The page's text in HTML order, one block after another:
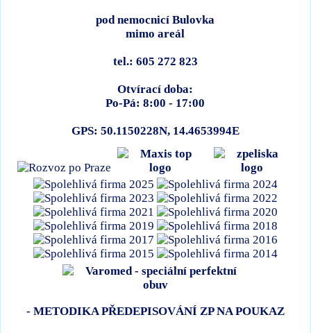
pod nemocnicí Bulovka
mimo areál
tel.: 605 272 823
Otvírací doba:
Po-Pá: 8:00 - 17:00
GPS: 50.1150228N, 14.4653994E
- METODIKA PŘEDEPISOVÁNÍ ZP NA POUKAZ